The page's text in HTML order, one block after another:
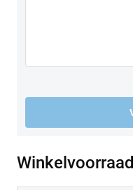
Winkelvoorraad